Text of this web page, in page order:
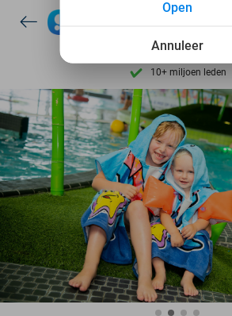
7 dagen per week
10+ miljoen leden
9,4 op basis
Ontdek 15.000+
7 dagen per week
10+ miljoen leden
Annuleer
Open